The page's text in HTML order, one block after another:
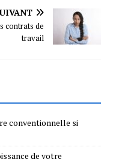
contrats de
travail
conventionnelle si
de votre